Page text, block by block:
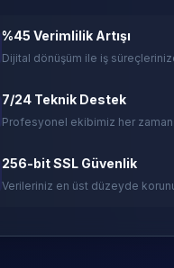
%45 Verimlilik Artışı
Dijital dönüşüm ile iş
7/24 Teknik Destek
Profesyonel ekibimiz her zaman
256-bit SSL Güvenlik
Verileriniz en üst düzeyde